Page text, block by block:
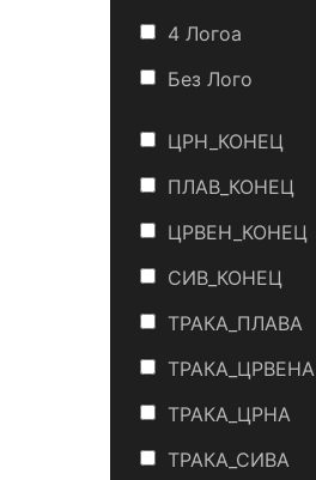
4 Логоa
Без Лого
ЦРН_КОНЕЦ
ПЛАВ_КОНЕЦ
ЦРВЕН_КОНЕЦ
СИВ_КОНЕЦ
ТРАКА_ПЛАВА
ТРАКА_ЦРВЕНА
ТРАКА_ЦРНА
ТРАКА_СИВА